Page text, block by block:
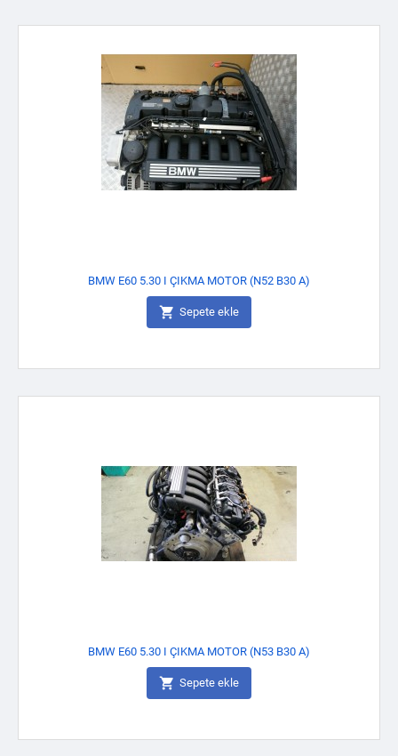
BMW E60 5.30 I ÇIKMA MOTOR (N52 B30 A)
 Sepete ekle
BMW E60 5.30 I ÇIKMA MOTOR (N53 B30 A)
 Sepete ekle